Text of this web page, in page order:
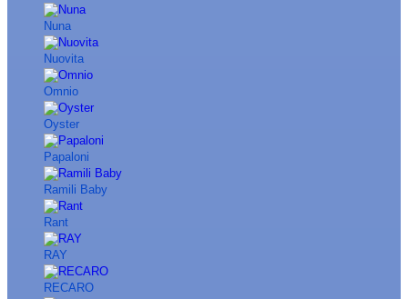
Nuna
Nuovita
Omnio
Oyster
Papaloni
Ramili Baby
Rant
RAY
RECARO